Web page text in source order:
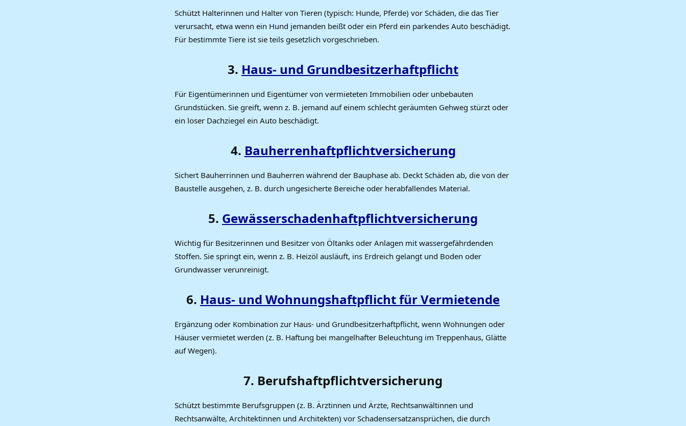
Schützt Halterinnen und Halter von Tieren (typisch: Hunde, Pferde) vor Schäden, die das Tier
verursacht, etwa wenn ein Hund jemanden beißt oder ein Pferd ein parkendes Auto beschädigt.
Für bestimmte Tiere ist sie teils gesetzlich vorgeschrieben.
3. Haus- und Grundbesitzerhaftpflicht
Für Eigentümerinnen und Eigentümer von vermieteten Immobilien oder unbebauten
Grundstücken. Sie greift, wenn z. B. jemand auf einem schlecht geräumten Gehweg stürzt oder
ein loser Dachziegel ein Auto beschädigt.
4. Bauherrenhaftpflichtversicherung
Sichert Bauherrinnen und Bauherren während der Bauphase ab. Deckt Schäden ab, die von der
Baustelle ausgehen, z. B. durch ungesicherte Bereiche oder herabfallendes Material.
5. Gewässerschadenhaftpflichtversicherung
Wichtig für Besitzerinnen und Besitzer von Öltanks oder Anlagen mit wassergefährdenden
Stoffen. Sie springt ein, wenn z. B. Heizöl ausläuft, ins Erdreich gelangt und Boden oder
Grundwasser verunreinigt.
6. Haus- und Wohnungshaftpflicht für Vermietende
Ergänzung oder Kombination zur Haus- und Grundbesitzerhaftpflicht, wenn Wohnungen oder
Häuser vermietet werden (z. B. Haftung bei mangelhafter Beleuchtung im Treppenhaus, Glätte
auf Wegen).
7. Berufshaftpflichtversicherung
Schützt bestimmte Berufsgruppen (z. B. Ärztinnen und Ärzte, Rechtsanwältinnen und
Rechtsanwälte, Architektinnen und Architekten) vor Schadensersatzansprüchen, die durch